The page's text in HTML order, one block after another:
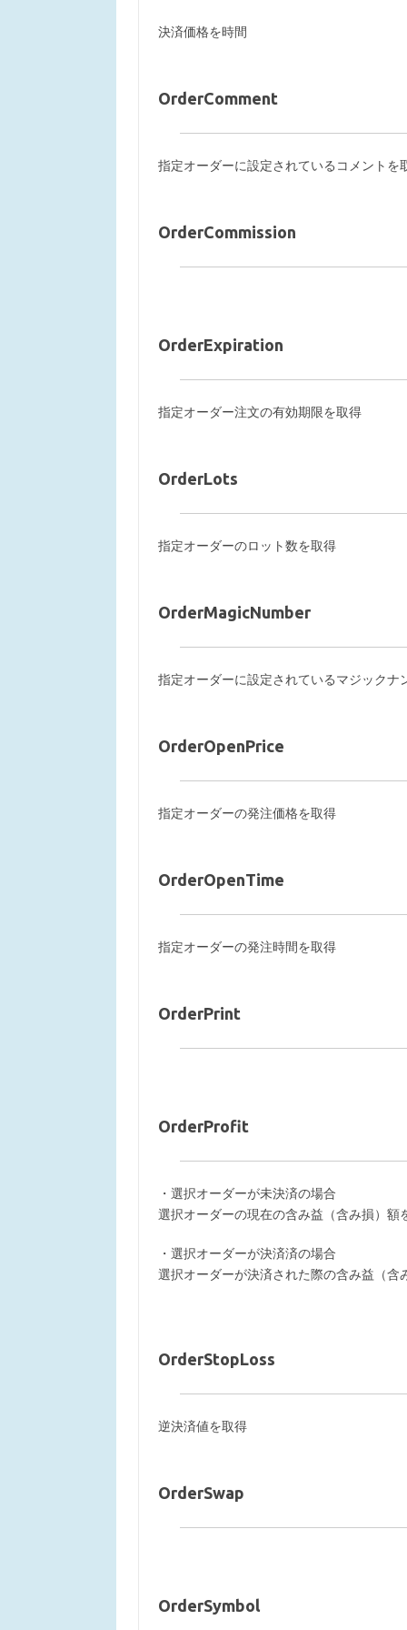
決済価格を時間
OrderComment
指定オーダーに設定されているコメントを
OrderCommission
OrderExpiration
指定オーダー注文の有効期限を取得
OrderLots
指定オーダーのロット数を取得
OrderMagicNumber
指定オーダーに設定されているマジックナ
OrderOpenPrice
指定オーダーの発注価格を取得
OrderOpenTime
指定オーダーの発注時間を取得
OrderPrint
OrderProfit
・選択オーダーが未決済の場合
選択オーダーの現在の含み益（含み損）額
・選択オーダーが決済済の場合
選択オーダーが決済された際の含み益（含
OrderStopLoss
逆決済値を取得
OrderSwap
OrderSymbol